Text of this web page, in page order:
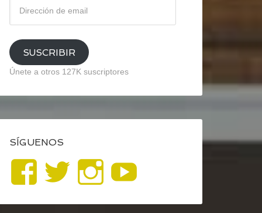
email
SUSCRIBIR
Únete a otros 127K suscriptores
SÍGUENOS
Ver
perfil
Ver
perfil
Ver
perfil